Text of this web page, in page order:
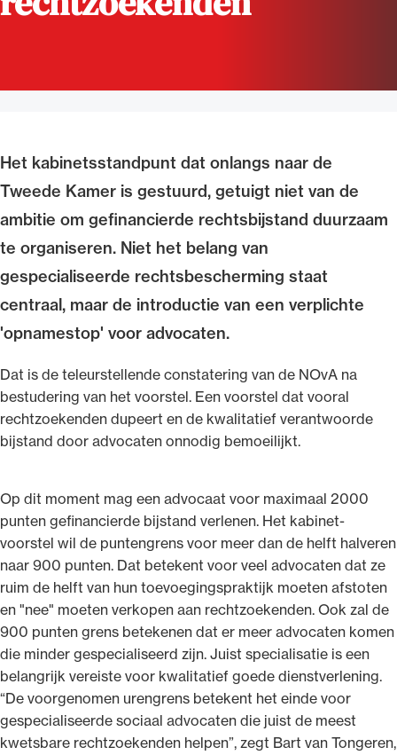
Het kabinetsstandpunt dat onlangs naar de
Tweede Kamer is gestuurd, getuigt niet van de
ambitie om gefinancierde rechtsbijstand duurzaam
te organiseren. Niet het belang van
gespecialiseerde rechtsbescherming staat
centraal, maar de introductie van een verplichte
'opnamestop' voor advocaten.
Dat is de teleurstellende constatering van de NOvA na
bestudering van het voorstel. Een voorstel dat vooral
rechtzoekenden dupeert en de kwalitatief verantwoorde
bijstand door advocaten onnodig bemoeilijkt.
Op dit moment mag een advocaat voor maximaal 2000
punten gefinancierde bijstand verlenen. Het kabinet-
voorstel wil de puntengrens voor meer dan de helft halveren
naar 900 punten. Dat betekent voor veel advocaten dat ze
ruim de helft van hun toevoegingspraktijk moeten afstoten
en "nee" moeten verkopen aan rechtzoekenden. Ook zal de
900 punten grens betekenen dat er meer advocaten komen
die minder gespecialiseerd zijn. Juist specialisatie is een
belangrijk vereiste voor kwalitatief goede dienstverlening.
“De voorgenomen urengrens betekent het einde voor
gespecialiseerde sociaal advocaten die juist de meest
kwetsbare rechtzoekenden helpen”, zegt Bart van Tongeren,
Alle wet- en regelgeving voor de advocatuur.
Van de Advocatenwet tot de Verordening op
de advocatuur (Voda) en de Regeling op de
advocatuur (Roda).
Ondersteuning voor advocaten bij hun
beroepsuitoefening: van de advocatenpas tot
het rechtsgebiedenregister en
geheimhoudernummers.